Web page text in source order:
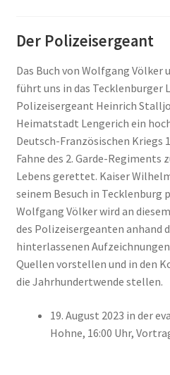
Über uns
Service & Vertrieb
Der Polizeisergeant
Das Buch von Wolfgang Völker
führt uns in das Tecklenburger
Polizeisergeant Heinrich
Heimatstadt Lengerich ein
Deutsch-Französischen Kriegs
Fahne des 2. Garde-Regiments
Lebens gerettet. Kaiser
seinem Besuch in Tecklenburg
Wolfgang Völker wird an
des Polizeisergeanten anhand
hinterlassenen
Quellen vorstellen und in den
die Jahrhundertwende stellen.
19. August 2023 in der
Hohne, 16:00 Uhr,